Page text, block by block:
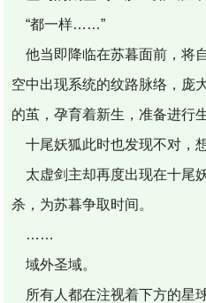
“都一样……”
他当即降临在苏暮面前，将
空中出现系统的纹路脉络，庞
的茧，孕育着新生，准备进行
十尾妖狐此时也发现不对，
太虚剑主却再度出现在十尾
杀，为苏暮争取时间。
……
域外圣域。
所有人都在注视着下方的星